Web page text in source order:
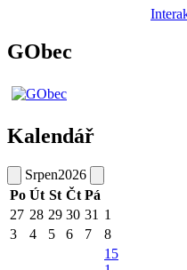
GObec
Kalendář
Srpen2026
Po Út St Čt Pá
27 28 29 30 31 1
3
4 5 6 7 8
15